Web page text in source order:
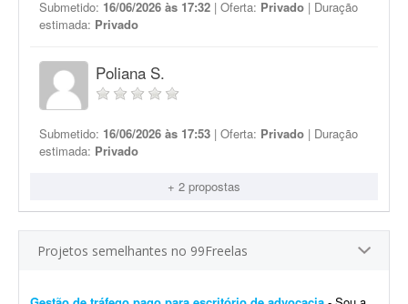
Submetido: 16/06/2026 às 17:32 | Oferta: Privado | Duração
estimada: Privado
Poliana S.
Submetido: 16/06/2026 às 17:53 | Oferta: Privado | Duração
estimada: Privado
+ 2 propostas
Projetos semelhantes no 99Freelas